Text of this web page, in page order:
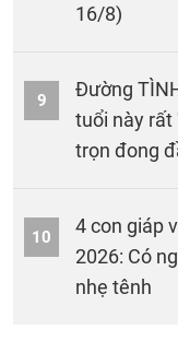
16/8)
9
Đường
tuổi này rất
trọn đong
10
4 con giáp
2026: Có
nhẹ tênh